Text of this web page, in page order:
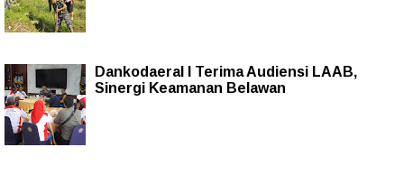
Dankodaeral I Terima Audiensi LAAB,
Sinergi Keamanan Belawan